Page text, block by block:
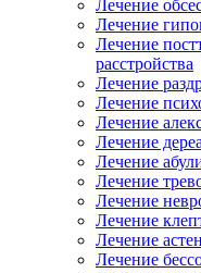
Лечение
Лечение
Лечение
расстройства
Лечение
Лечение
Лечение
Лечение
Лечение
Лечение
Лечение
Лечение
Лечение
Лечение